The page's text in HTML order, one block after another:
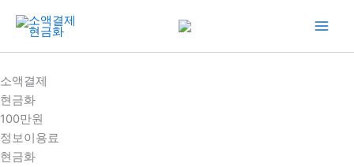
건
너
뛰
기
소액결제
현금화
100만원
정보이용료
현금화